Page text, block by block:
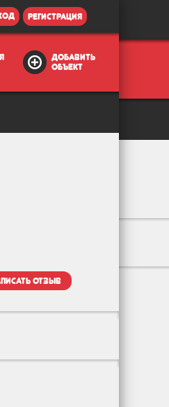
регистрация
добавить
объект
отзыв